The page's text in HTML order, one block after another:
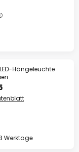
Hängeleuchte
Werktage